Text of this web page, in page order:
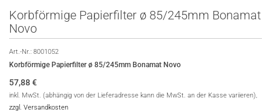
Korbförmige Papierfilter ø 85/245mm Bonamat
Novo
Art.-Nr.: 8001052
Korbförmige Papierfilter ø 85/245mm Bonamat Novo
57,88€
inkl. MwSt. (abhängig von der Lieferadresse kann die MwSt. an der Kasse variieren),
zzgl. Versandkosten